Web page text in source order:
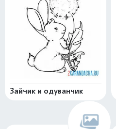
Зайчик и одуванчик